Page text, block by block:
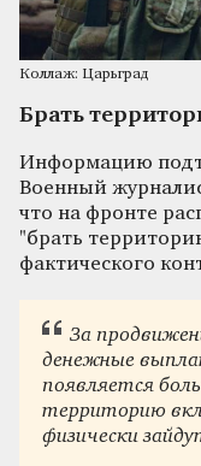
Коллаж: Царьград
Брать
Информацию
Военный
что на фронте
"брать
фактического
За
денежные
появляется
территорию
физически